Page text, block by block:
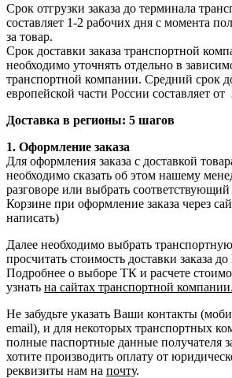
Срок отгрузки заказа до терминала
составляет 1-2 рабочих дня с момента
за товар.
Срок доставки заказа транспортной
необходимо уточнять отдельно в
транспортной компании. Средний срок
европейской части России составляет
Доставка в регионы: 5 шагов
1. Оформление заказа
Для оформления заказа с доставкой
необходимо сказать об этом нашему
разговоре или выбрать соответствующий
Корзине при оформление заказа через
написать)
Далее необходимо выбрать
просчитать стоимость доставки заказа
Подробнее о выборе ТК и расчете
узнать на сайтах транспортной компании.
Не забудьте указать Ваши контакты
email), и для некоторых транспортных
полные паспортные данные получателя
хотите производить оплату от
реквизиты нам на почту.